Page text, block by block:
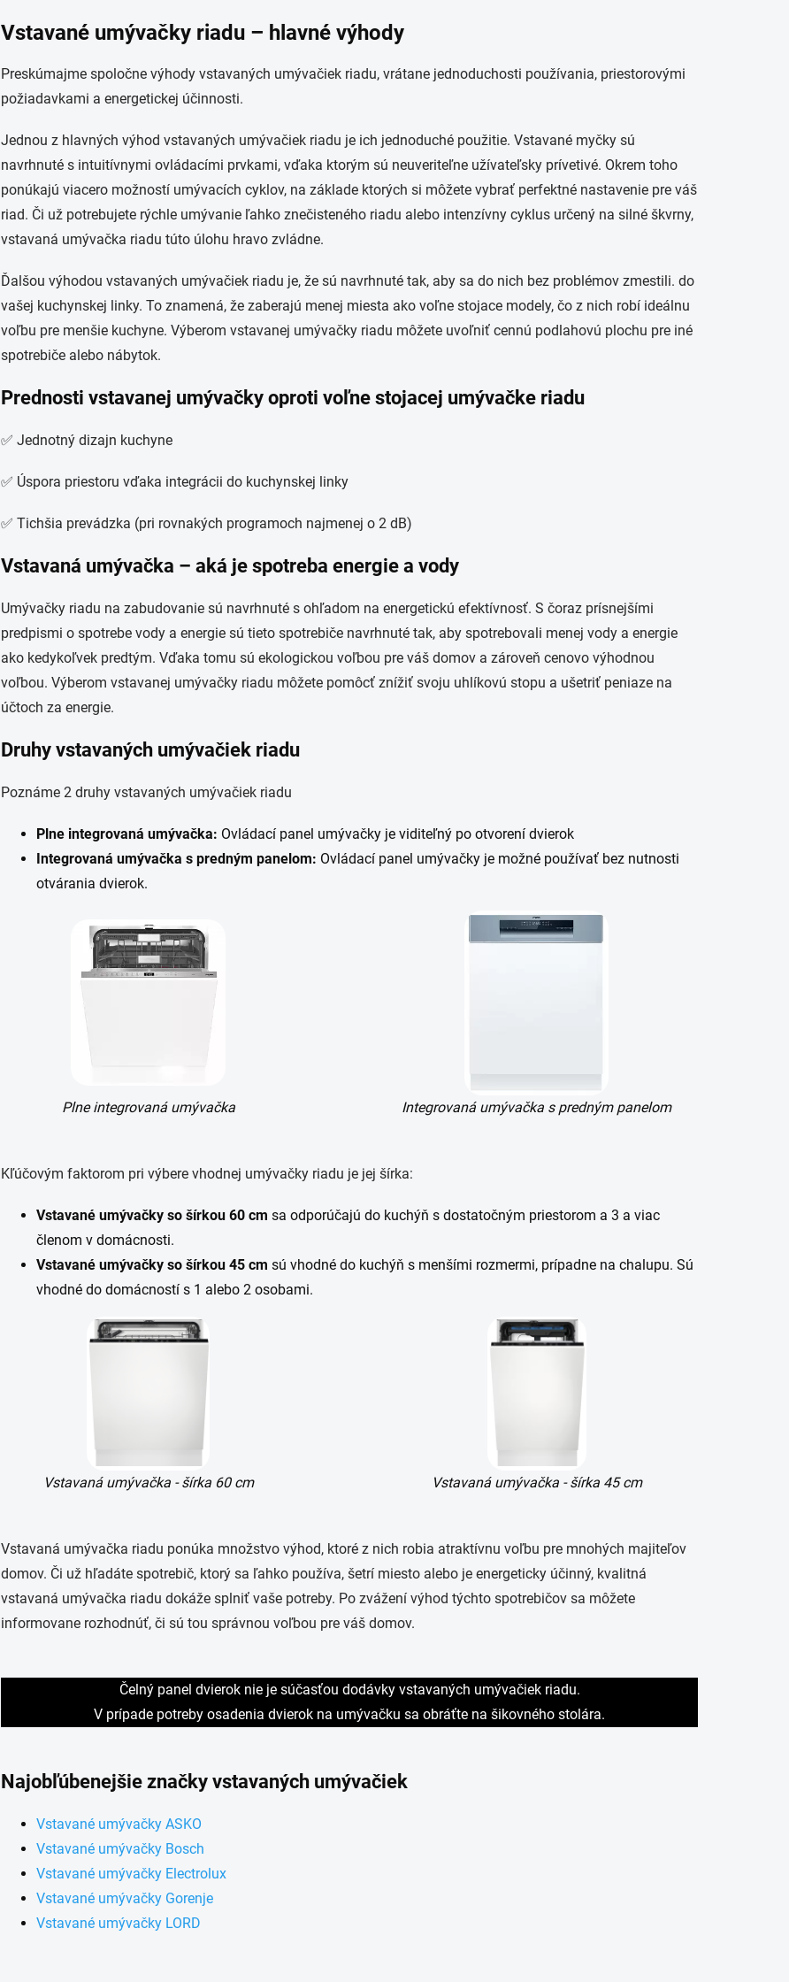
v
l
d
e
r
v
k
y
i
s
Vstavané umývačky riadu – hlavné výhody
Preskúmajme spoločne výhody vstavaných umývačiek riadu, vrátane jednoduchosti používania, priestorovými
požiadavkami a energetickej účinnosti.
Jednou z hlavných výhod vstavaných umývačiek riadu je ich jednoduché použitie. Vstavané myčky sú
navrhnuté s intuitívnymi ovládacími prvkami, vďaka ktorým sú neuveriteľne užívateľsky prívetivé. Okrem toho
ponúkajú viacero možností umývacích cyklov, na základe ktorých si môžete vybrať perfektné nastavenie pre váš
riad. Či už potrebujete rýchle umývanie ľahko znečisteného riadu alebo intenzívny cyklus určený na silné škvrny,
vstavaná umývačka riadu túto úlohu hravo zvládne.
Ďalšou výhodou vstavaných umývačiek riadu je, že sú navrhnuté tak, aby sa do nich bez problémov zmestili. do
vašej kuchynskej linky. To znamená, že zaberajú menej miesta ako voľne stojace modely, čo z nich robí ideálnu
voľbu pre menšie kuchyne. Výberom vstavanej umývačky riadu môžete uvoľniť cennú podlahovú plochu pre iné
spotrebiče alebo nábytok.
Prednosti vstavanej umývačky oproti voľne stojacej umývačke riadu
✅ Jednotný dizajn kuchyne
✅ Úspora priestoru vďaka integrácii do kuchynskej linky
✅ Tichšia prevádzka (pri rovnakých programoch najmenej o 2 dB)
Vstavaná umývačka – aká je spotreba energie a vody
Umývačky riadu na zabudovanie sú navrhnuté s ohľadom na energetickú efektívnosť. S čoraz prísnejšími
predpismi o spotrebe vody a energie sú tieto spotrebiče navrhnuté tak, aby spotrebovali menej vody a energie
ako kedykoľvek predtým. Vďaka tomu sú ekologickou voľbou pre váš domov a zároveň cenovo výhodnou
voľbou. Výberom vstavanej umývačky riadu môžete pomôcť znížiť svoju uhlíkovú stopu a ušetriť peniaze na
účtoch za energie.
Druhy vstavaných umývačiek riadu
Poznáme 2 druhy vstavaných umývačiek riadu
Plne integrovaná umývačka: Ovládací panel umývačky je viditeľný po otvorení dvierok
Integrovaná umývačka s predným panelom: Ovládací panel umývačky je možné používať bez nutnosti
otvárania dvierok.
Plne integrovaná umývačka Integrovaná umývačka s predným panelom
Kľúčovým faktorom pri výbere vhodnej umývačky riadu je jej šírka:
Vstavané umývačky so šírkou 60 cm sa odporúčajú do kuchýň s dostatočným priestorom a 3 a viac
členom v domácnosti.
Vstavané umývačky so šírkou 45 cm sú vhodné do kuchýň s menšími rozmermi, prípadne na chalupu. Sú
vhodné do domácností s 1 alebo 2 osobami.
Vstavaná umývačka - šírka 60 cm Vstavaná umývačka - šírka 45 cm
Vstavaná umývačka riadu ponúka množstvo výhod, ktoré z nich robia atraktívnu voľbu pre mnohých majiteľov
domov. Či už hľadáte spotrebič, ktorý sa ľahko používa, šetrí miesto alebo je energeticky účinný, kvalitná
vstavaná umývačka riadu dokáže splniť vaše potreby. Po zvážení výhod týchto spotrebičov sa môžete
informovane rozhodnúť, či sú tou správnou voľbou pre váš domov.
Čelný panel dvierok nie je súčasťou dodávky vstavaných umývačiek riadu.
V prípade potreby osadenia dvierok na umývačku sa obráťte na šikovného stolára.
Najobľúbenejšie značky vstavaných umývačiek
Vstavané umývačky ASKO
Vstavané umývačky Bosch
Vstavané umývačky Electrolux
Vstavané umývačky Gorenje
Vstavané umývačky LORD